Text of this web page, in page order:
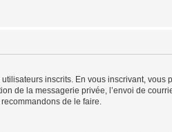
inscrits. En vous inscrivant, vous
de la messagerie privée, l’envoi de
recommandons de le faire.